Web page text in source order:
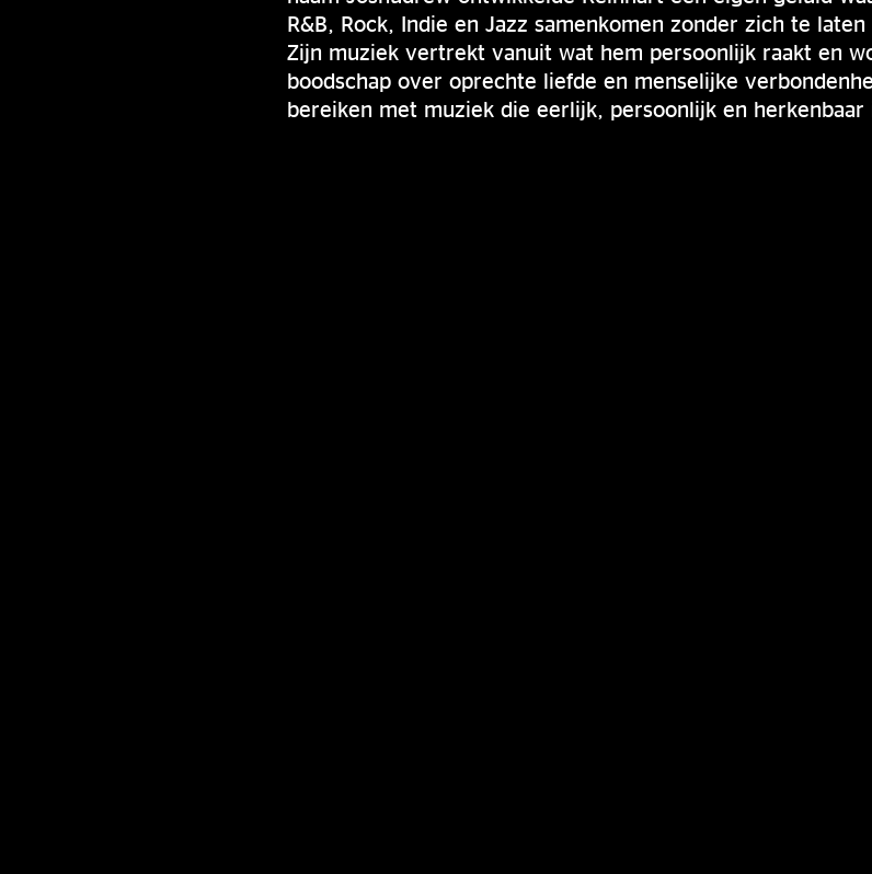
R&B, Rock, Indie en Jazz samenkomen zonder zich te
Zijn muziek vertrekt vanuit wat hem persoonlijk raakt en
boodschap over oprechte liefde en menselijke
bereiken met muziek die eerlijk, persoonlijk en herkenbaar